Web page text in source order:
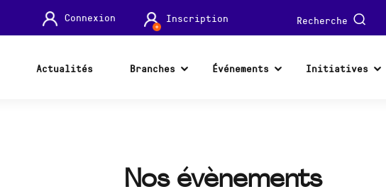
Connexion Inscription Recherche
Actualités Branches Événements Initiatives
Nos évènements